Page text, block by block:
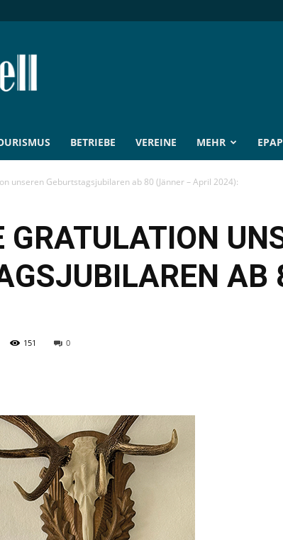
BETRIEBE VEREINE MEHR
unseren Geburtstagsjubilaren ab 80 (Jänner – April 2024):
GRATULATION
151 0